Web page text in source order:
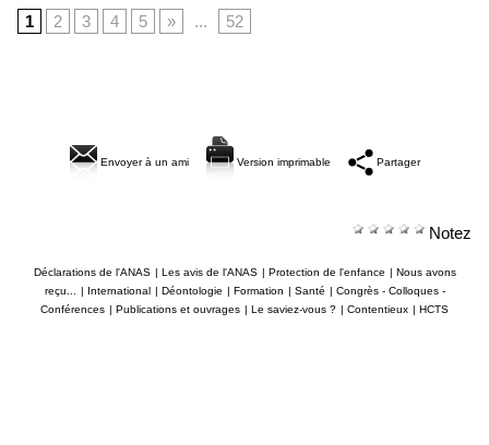
1
2 3 4 5 » ... 52
Envoyer à un ami Version imprimable Partager
Notez
Déclarations de l'ANAS | Les avis de l'ANAS | Protection de l'enfance | Nous avons
reçu...
| International | Déontologie | Formation | Santé | Congrès - Colloques -
Conférences | Publications et ouvrages | Le saviez-vous ? | Contentieux | HCTS